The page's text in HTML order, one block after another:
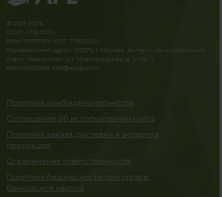
© 2011-2026
ООО «ГЛБЭПЛ»
ИНН: 9717171510 КПП: 771501001
Юридический адрес: 127576, г.Москва, вн.тер.г. муниципальный
округ Лианозово, ул. Новгородская, д. 1, стр. 5
88002005388 info@aplgo.com
Политика конфиденциальности
Соглашение об использовании сайта
Политика заказа, доставки и возврата
продукции
Ограничение ответственности
Политика безопасности при оплате
банковской картой